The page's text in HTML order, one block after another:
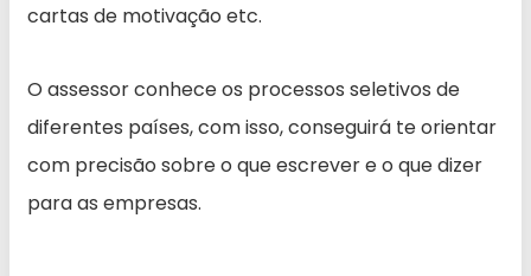
cartas de motivação etc.
O assessor conhece os processos seletivos de
diferentes países, com isso, conseguirá te orientar
com precisão sobre o que escrever e o que dizer
para as empresas.